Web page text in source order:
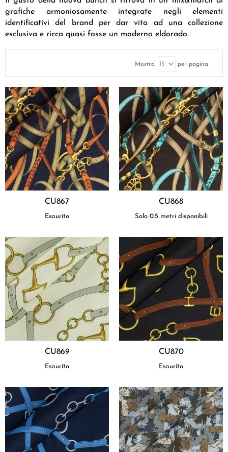
grafiche armoniosamente integrate negli elementi
identificativi del brandper dar vita ad una collezione
esclusiva e ricca quasi fosse un moderno eldorado.
Mostra per pagina
CU867
Esaurito
CU868
Solo 0.5 metri disponibili
CU869
Esaurito
CU870
Esaurito